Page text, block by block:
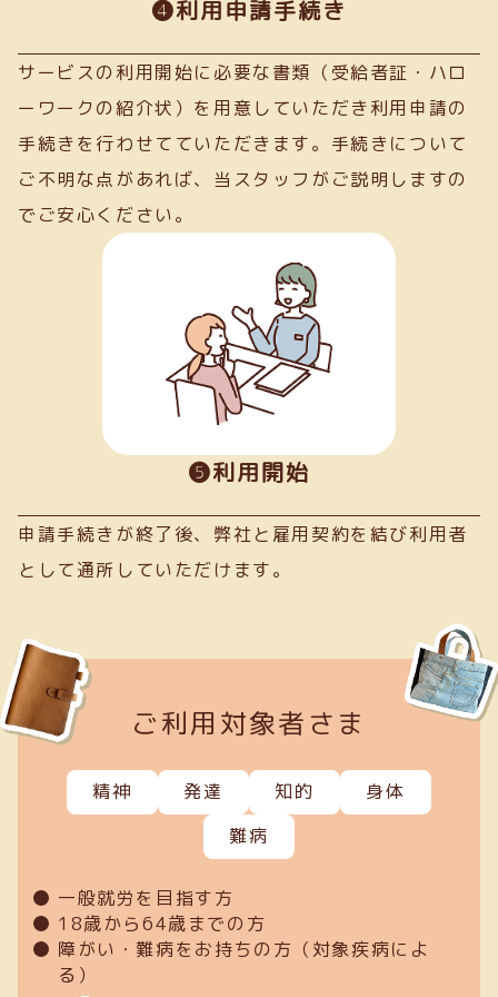
➍利用申請手続き
サービスの利用開始に必要な書類（受給者証・ハロ
ーワークの紹介状）を用意していただき利用申請の
手続きを行わせてていただきます。手続きについて
ご不明な点があれば、当スタッフがご説明しますの
でご安心ください。
❺利用開始
申請手続きが終了後、弊社と雇用契約を結び利用者
として通所していただけます。
ご利用対象者さま
精神 発達 知的
身体
難病
一般就労を目指す方
18歳から64歳までの方
障がい・難病をお持ちの方（対象疾病によ
る）